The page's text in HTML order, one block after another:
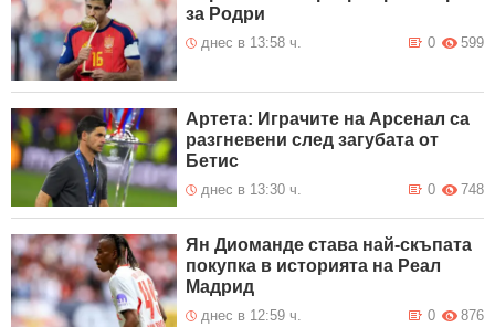
за Родри
днес в 13:58 ч. 599
0
Артета: Играчите на Арсенал са
разгневени след загубата от
Бетис
днес в 13:30 ч. 748
0
Ян Диоманде става най-скъпата
покупка в историята на Реал
Мадрид
днес в 12:59 ч. 876
0